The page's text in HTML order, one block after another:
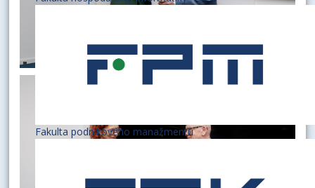
Fakulta podnikového manažmentu